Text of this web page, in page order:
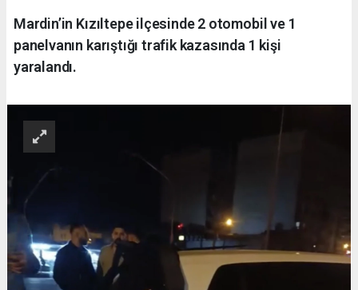
Mardin’in Kızıltepe ilçesinde 2 otomobil ve 1
panelvanın karıştığı trafik kazasında 1 kişi
yaralandı.